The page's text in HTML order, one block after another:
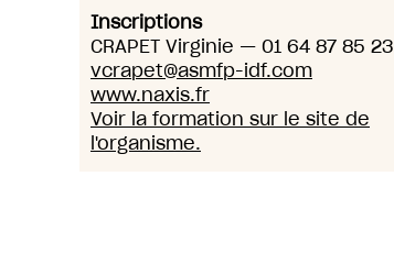
Inscriptions
CRAPET Virginie — 01 64 87 85 23
vcrapet@asmfp-idf.com
www.naxis.fr
Voir la formation sur le site de
l'organisme.